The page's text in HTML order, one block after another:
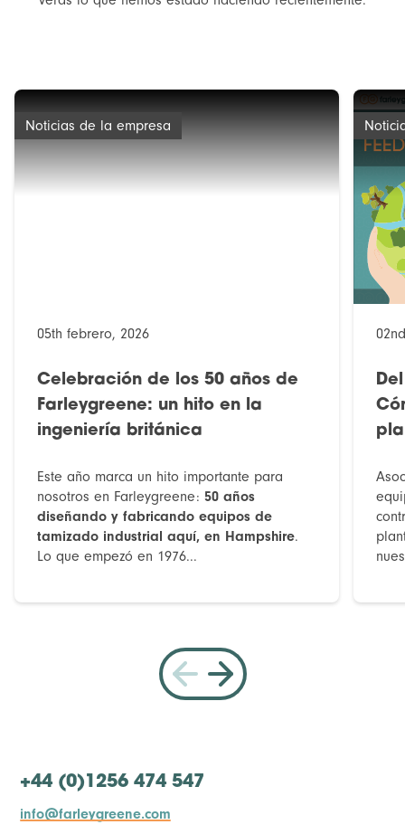
Noticias de la empresa
05th febrero, 2026
Celebración de los 50 años de
Farleygreene: un hito en la
ingeniería británica
Este año marca un hito importante para
nosotros en Farleygreene: 50 años
diseñando y fabricando equipos de
tamizado industrial aquí, en Hampshire.
Lo que empezó en 1976...
+44 (0)1256 474 547
info@farleygreene.com